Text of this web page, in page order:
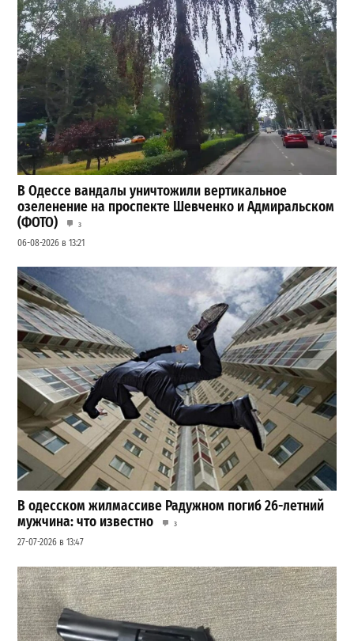
В Одессе вандалы уничтожили вертикальное
озеленение на проспекте Шевченко и Адмиральском
(ФОТО)
3
06-08-2026 в 13:21
В одесском жилмассиве Радужном погиб 26-летний
мужчина: что известно
3
27-07-2026 в 13:47